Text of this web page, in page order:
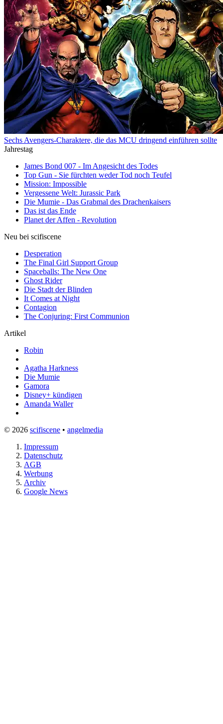
Sechs Avengers-Charaktere, die das MCU dringend einführen sollte
Jahrestag
James Bond 007 - Im Angesicht des Todes
Top Gun - Sie fürchten weder Tod noch Teufel
Mission: Impossible
Vergessene Welt: Jurassic Park
Die Mumie - Das Grabmal des Drachenkaisers
Das ist das Ende
Planet der Affen - Revolution
Neu bei scifiscene
Desperation
The Final Girl Support Group
Spaceballs: The New One
Ghost Rider
Die Stadt der Blinden
It Comes at Night
Contagion
The Conjuring: First Communion
Artikel
Robin
Agatha Harkness
Die Mumie
Gamora
Disney+ kündigen
Amanda Waller
© 2026 scifiscene • angelmedia
Impressum
Datenschutz
AGB
Werbung
Archiv
Google News